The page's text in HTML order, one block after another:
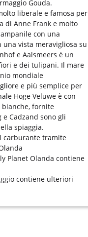
Gouda.
liberale e famosa per
di Anne Frank e molto
con una
vista meravigliosa su
e Aalsmeers è un
e dei tulipani. Il mare
mondiale
e più semplice per
Hoge Veluwe è con
fornite
Cadzand sono gli
spiaggia.
carburante tramite
Planet Olanda contiene
contiene ulteriori